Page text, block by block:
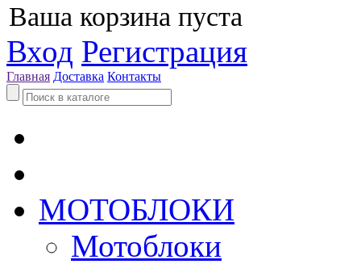
Ваша корзина пуста
Вход Регистрация
Главная Доставка Контакты
МОТОБЛОКИ
Мотоблоки